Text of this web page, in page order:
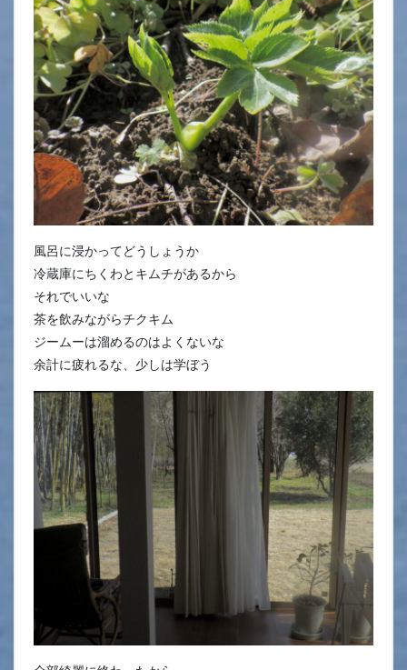
風呂に浸かってどうしょうか
冷蔵庫にちくわとキムチがあるから
それでいいな
茶を飲みながらチクキム
ジームーは溜めるのはよくないな
余計に疲れるな、少しは学ぼう